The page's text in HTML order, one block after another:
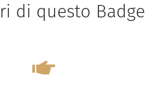
di questo Badge